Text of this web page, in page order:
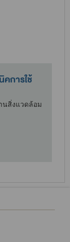
การใช้
นสิ่งแวดล้อม